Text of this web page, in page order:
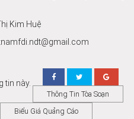
Kim Huệ
tin này.
Thông Tin Tòa Soạn
Biểu Giá Quảng Cáo